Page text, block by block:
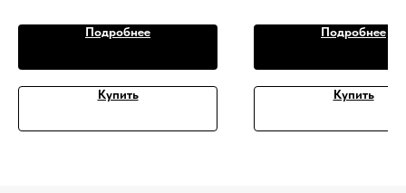
Подробнее
Купить
Подробнее
Купить